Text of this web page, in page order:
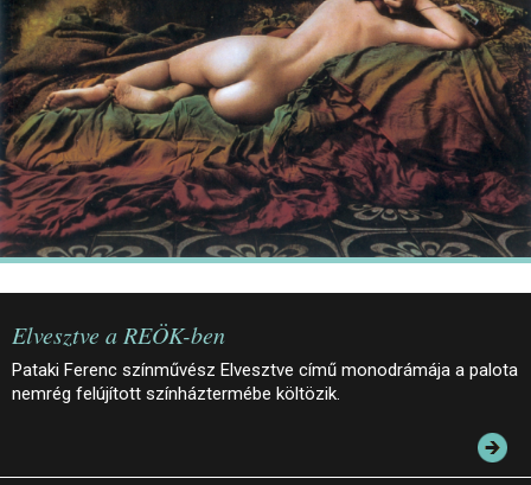
PALOTASÉTÁK ÉS VEZETÉSEK
KÖZÉRDEKŰ ADATOK
Elvesztve a REÖK-ben
Pataki Ferenc színművész Elvesztve című monodrámája a palota
nemrég felújított színháztermébe költözik.